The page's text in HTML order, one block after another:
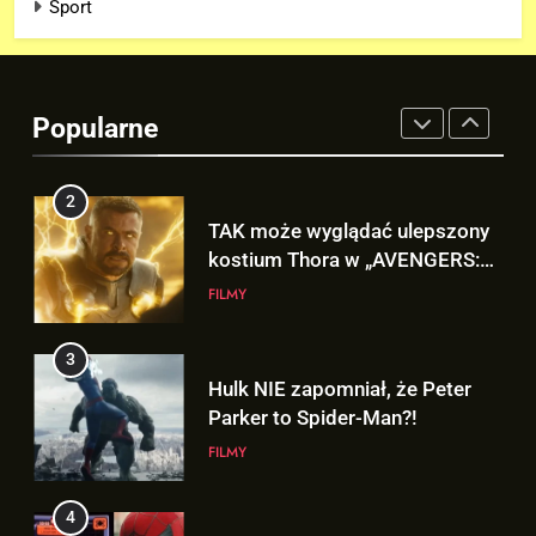
Sport
Popularne
2
kostium Thora w „AVENGERS:
3
Hulk NIE zapomniał, że Peter
Parker to Spider-Man?!
FILMY
4
D.D. Cretton zdradza, że
niedługo dowiemy się znaczenia
sceny po napisach „SPIDER-
FILMY
5